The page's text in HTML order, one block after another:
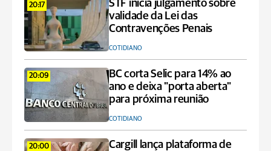
20:17
STF inicia julgamento sobre
validade da Lei das
Contravenções Penais
COTIDIANO
20:09
BC corta Selic para 14% ao
ano e deixa "porta aberta"
para próxima reunião
COTIDIANO
20:00
Cargill lança plataforma de